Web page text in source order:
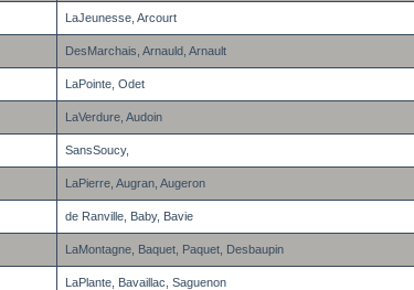
LaJeunesse, Arcourt
DesMarchais, Arnauld, Arnault
LaPointe, Odet
LaVerdure, Audoin
SansSoucy,
LaPierre, Augran, Augeron
de Ranville, Baby, Bavie
LaMontagne, Baquet, Paquet, Desbaupin
LaPlante, Bavaillac, Saguenon